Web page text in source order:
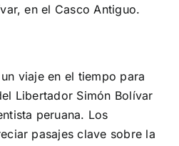
en el Casco Antiguo.
viaje en el tiempo para
Libertador Simón Bolívar
peruana. Los
pasajes clave sobre la